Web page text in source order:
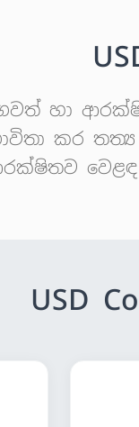
හා
කර
වෙළඳ
USD